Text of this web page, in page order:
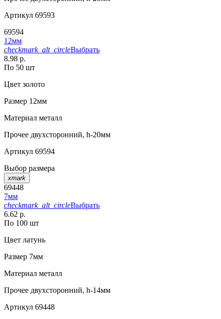
Артикул 69593
69594
12мм
checkmark_alt_circleВыбрать
8.98 р.
По 50 шт
Цвет золото
Размер 12мм
Материал металл
Прочее двухсторонний, h-20мм
Артикул 69594
Выбор размера
xmark
69448
7мм
checkmark_alt_circleВыбрать
6.62 р.
По 100 шт
Цвет латунь
Размер 7мм
Материал металл
Прочее двухсторонний, h-14мм
Артикул 69448